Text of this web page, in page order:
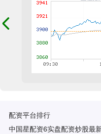
配资平台排行
中国星配资6实盘配资炒股最